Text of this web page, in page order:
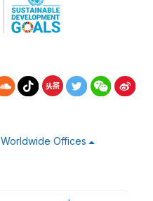
Worldwide Offices